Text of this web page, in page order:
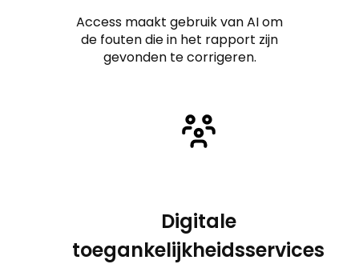
Access maakt gebruik van AI om
de fouten die in het rapport zijn
gevonden te corrigeren.
Digitale
toegankelijkheidsservices